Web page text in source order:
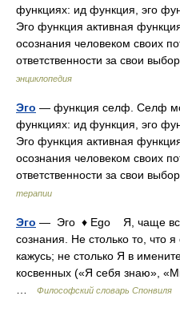
функциях: ид функция, эго
Эго функция активная
осознания человеком своих
ответственности за свои
энциклопедия
Эго — функция селф. Селф
функциях: ид функция, эго
Эго функция активная
осознания человеком своих
ответственности за свои
терапии
Эго — Эго ♦ Ego Я, чаще
сознания. Не столько то, что
кажусь; не столько Я в
косвенных («Я себя знаю»,
Философский словарь Спонвиля